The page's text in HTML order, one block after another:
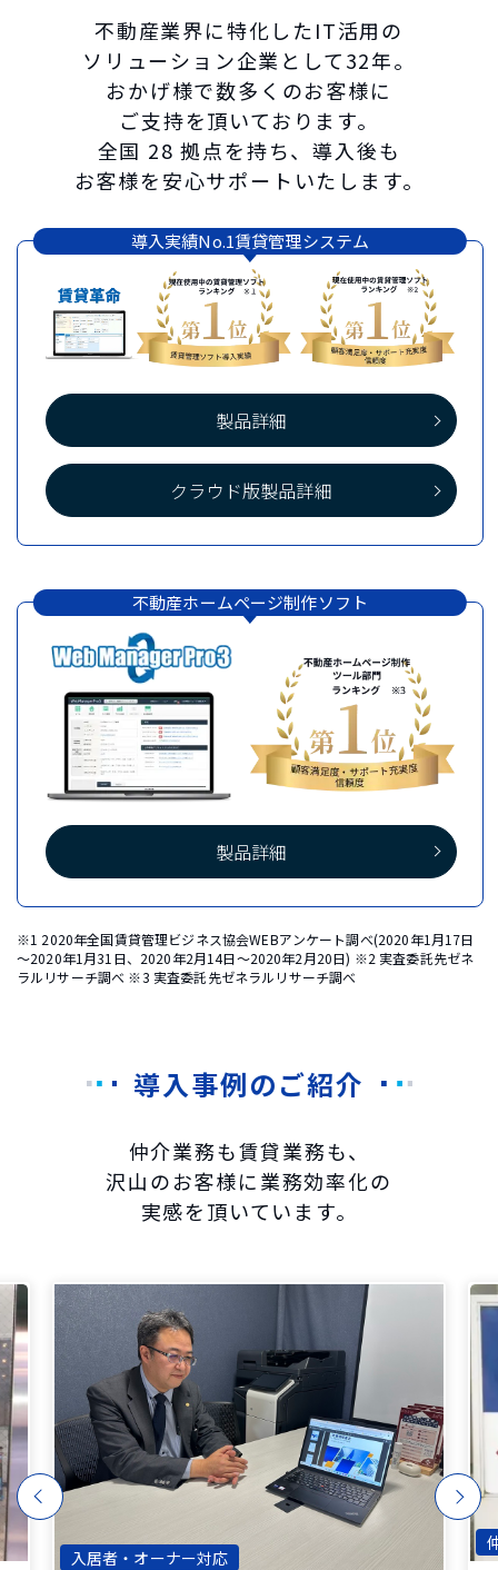
不動産業界に特化したIT活用の
ソリューション企業として32年。
おかげ様で数多くのお客様に
ご支持を頂いております。
全国 28 拠点を持ち、導入後も
お客様を安心サポートいたします。
導入実績No.1賃貸管理システム
製品詳細
クラウド版製品詳細
不動産ホームページ制作ソフト
製品詳細
※1 2020年全国賃貸管理ビジネス協会WEBアンケート調べ(2020年1月17日
～2020年1月31日、2020年2月14日～2020年2月20日) ※2 実査委託先ゼネ
ラルリサーチ調べ ※3 実査委託先ゼネラルリサーチ調べ
導入事例のご紹介
仲介業務も賃貸業務も、
沢山のお客様に業務効率化の
実感を頂いています。
入居者・オーナー対応